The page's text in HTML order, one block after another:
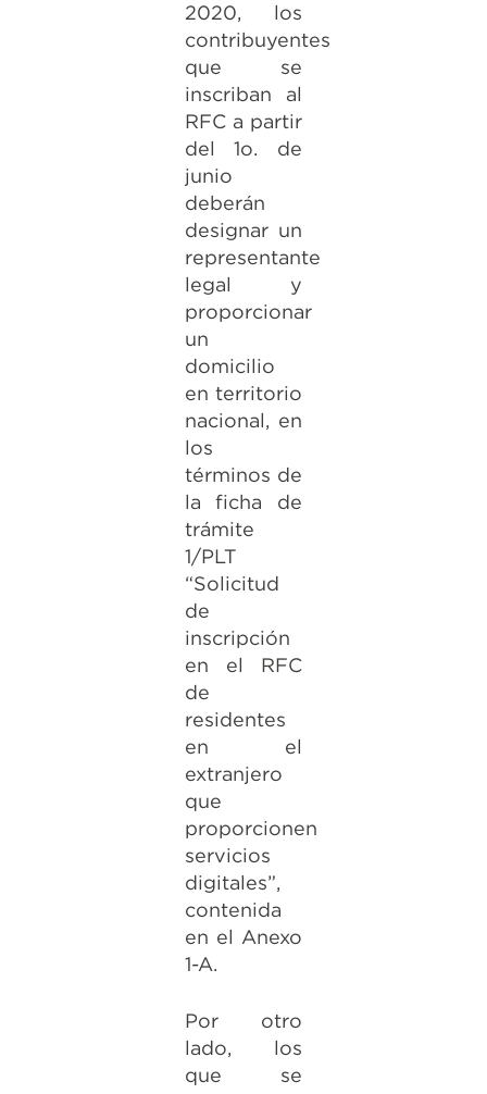
2020, los
contribuyentes
que se
inscriban al
RFC a partir
del 1o. de
junio
deberán
designar un
representante
legal y
proporcionar
un
domicilio
en territorio
nacional, en
los
términos de
la ficha de
trámite
1/PLT
“Solicitud
de
inscripción
en el RFC
de
residentes
en el
extranjero
que
proporcionen
servicios
digitales”,
contenida
en el Anexo
1-A.
Por otro
lado, los
que se